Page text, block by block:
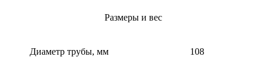
Размеры и вес
Диаметр трубы, мм 108